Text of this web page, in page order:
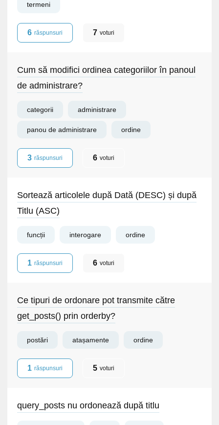
termeni
6 răspunsuri 7 voturi
Cum să modifici ordinea categoriilor în panoul
de administrare?
categorii administrare
panou de administrare ordine
3 răspunsuri 6 voturi
Sortează articolele după Dată (DESC) și după
Titlu (ASC)
funcții interogare ordine
1 răspunsuri 6 voturi
Ce tipuri de ordonare pot transmite către
get_posts() prin orderby?
postări atașamente ordine
1 răspunsuri 5 voturi
query_posts nu ordonează după titlu